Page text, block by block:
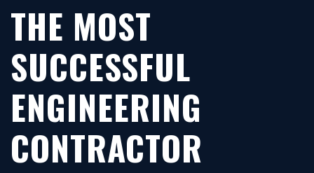
THE MOST
SUCCESSFUL
ENGINEERING
CONTRACTOR